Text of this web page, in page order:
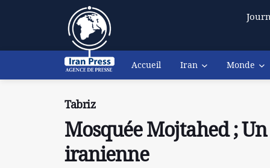
Accueil Iran Monde
Tabriz
Mosquée Mojtahed ;
iranienne